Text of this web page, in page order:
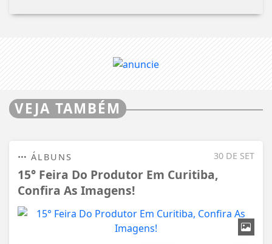
VEJA TAMBÉM
30 DE SET
ÁLBUNS
15° Feira Do Produtor Em Curitiba,
Confira As Imagens!